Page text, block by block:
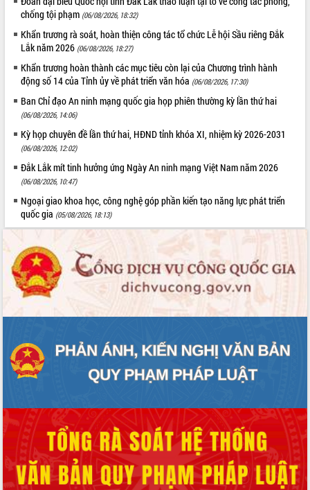
chống tội phạm (06/08/2026, 18:32)
Khẩn trương rà soát, hoàn thiện công tác tổ chức Lễ hội Sầu riêng Đắk
Lắk năm 2026 (06/08/2026, 18:27)
Khẩn trương hoàn thành các mục tiêu còn lại của Chương trình hành
động số 14 của Tỉnh ủy về phát triển văn hóa (06/08/2026, 17:30)
Ban Chỉ đạo An ninh mạng quốc gia họp phiên thường kỳ lần thứ hai
(06/08/2026, 14:06)
Kỳ họp chuyên đề lần thứ hai, HĐND tỉnh khóa XI, nhiệm kỳ 2026-2031
(06/08/2026, 12:02)
Đắk Lắk mít tinh hưởng ứng Ngày An ninh mạng Việt Nam năm 2026
(06/08/2026, 10:47)
Ngoại giao khoa học, công nghệ góp phần kiến tạo năng lực phát triển
quốc gia (05/08/2026, 18:13)